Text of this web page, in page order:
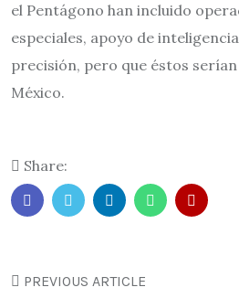
el Pentágono han incluido
especiales, apoyo de
precisión, pero que éstos
México.
Share:
PREVIOUS ARTICLE